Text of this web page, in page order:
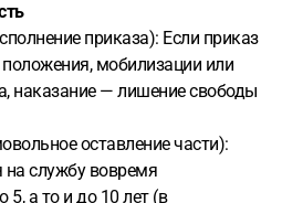
приказа): Если приказ
мобилизации или
наказание — лишение свободы
оставление части):
на службу вовремя
5, а то и до 10 лет (в